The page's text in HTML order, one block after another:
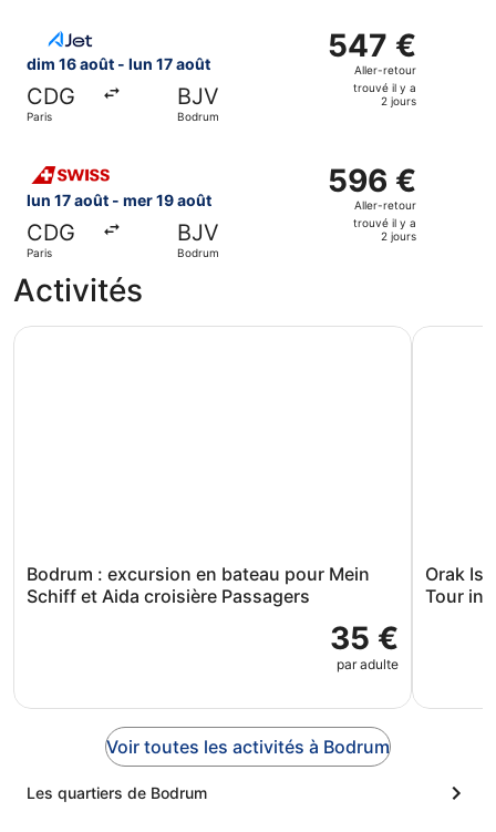
a
2
jours
dim 16 août - lun 17 août
CDG
Paris
BJV
Bodrum
547 €
Aller-
retour,
a
2
jours
547 €
Aller-retour
trouvé il y a
2 jours
lun 17 août - mer 19 août
CDG
Paris
BJV
Bodrum
596 €
Aller-
retour,
2
596 €
Aller-retour
trouvé il y a
2 jours
Activités
Bodrum : excursion en bateau pour Mein
Schiff et Aida croisière Passagers
35 €
par adulte
Bodrum : excursion en bateau pour Mein Schiff et Aida
Orak
Tour
Orak
Voir toutes les activités à Bodrum
Les quartiers de Bodrum